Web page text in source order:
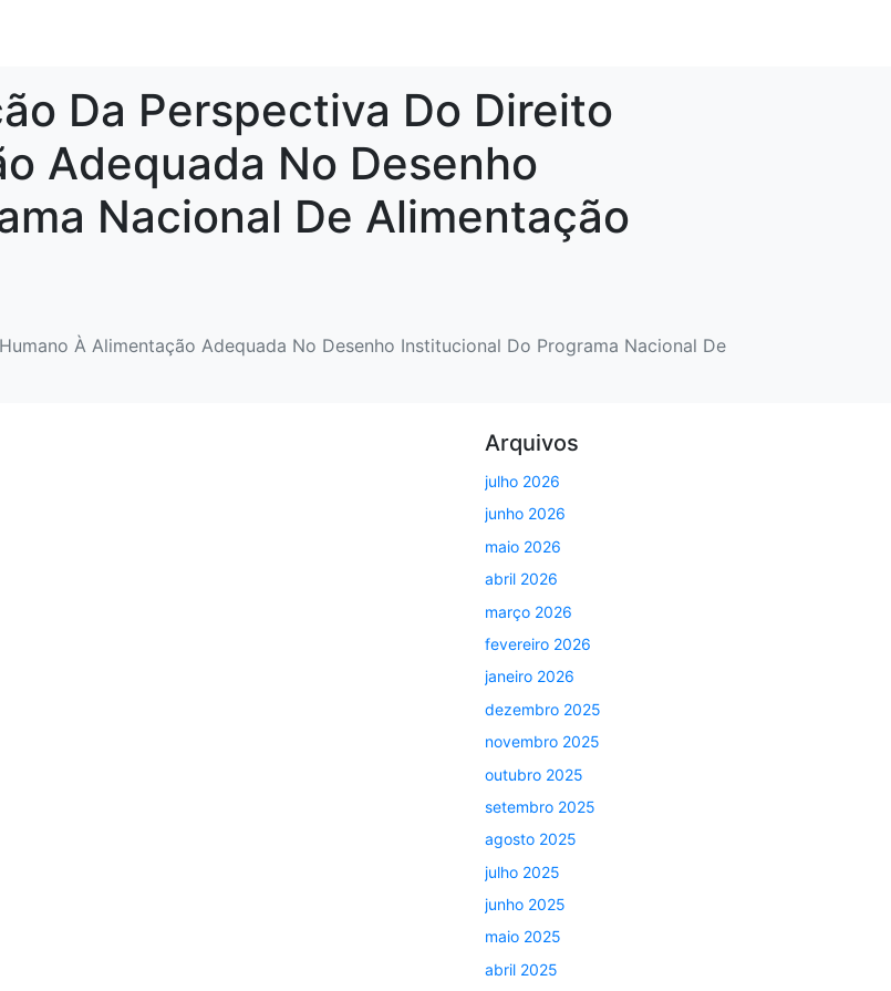
Da Perspectiva Do Direito
Adequada No Desenho
Nacional De Alimentação
À Alimentação Adequada No Desenho Institucional Do Programa Nacional De
Arquivos
julho 2026
junho 2026
maio 2026
abril 2026
março 2026
fevereiro 2026
janeiro 2026
dezembro 2025
novembro 2025
outubro 2025
setembro 2025
agosto 2025
julho 2025
junho 2025
maio 2025
abril 2025